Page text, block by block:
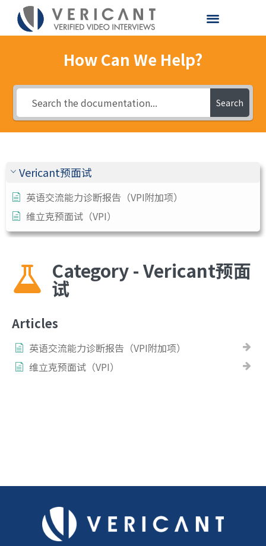
How Can We Help?
Search
Vericant预面试
英语交流能力诊断报告（VPI附加项）
维立克预面试（VPI）
Category - Vericant预面
试
Articles
英语交流能力诊断报告（VPI附加项）
维立克预面试（VPI）